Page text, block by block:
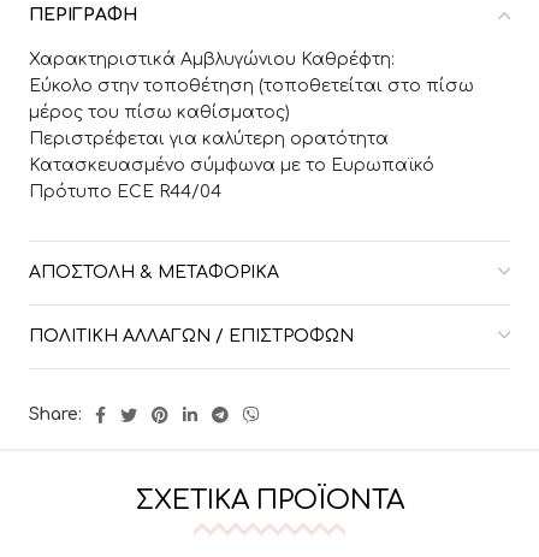
ΠΕΡΙΓΡΑΦΉ
Χαρακτηριστικά Αμβλυγώνιου Καθρέφτη:
Εύκολο στην τοποθέτηση (τοποθετείται στο πίσω
μέρος του πίσω καθίσματος)
Περιστρέφεται για καλύτερη ορατότητα
Κατασκευασμένο σύμφωνα με το Ευρωπαϊκό
Πρότυπο ECE R44/04
ΑΠΟΣΤΟΛΉ & ΜΕΤΑΦΟΡΙΚΆ
ΠΟΛΙΤΙΚΉ ΑΛΛΑΓΏΝ / ΕΠΙΣΤΡΟΦΏΝ
Share:
ΣΧΕΤΙΚΆ ΠΡΟΪΌΝΤΑ